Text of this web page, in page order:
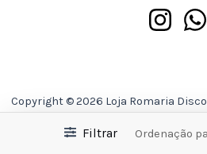
Filtrar
Copyright © 2026 Loja Romaria